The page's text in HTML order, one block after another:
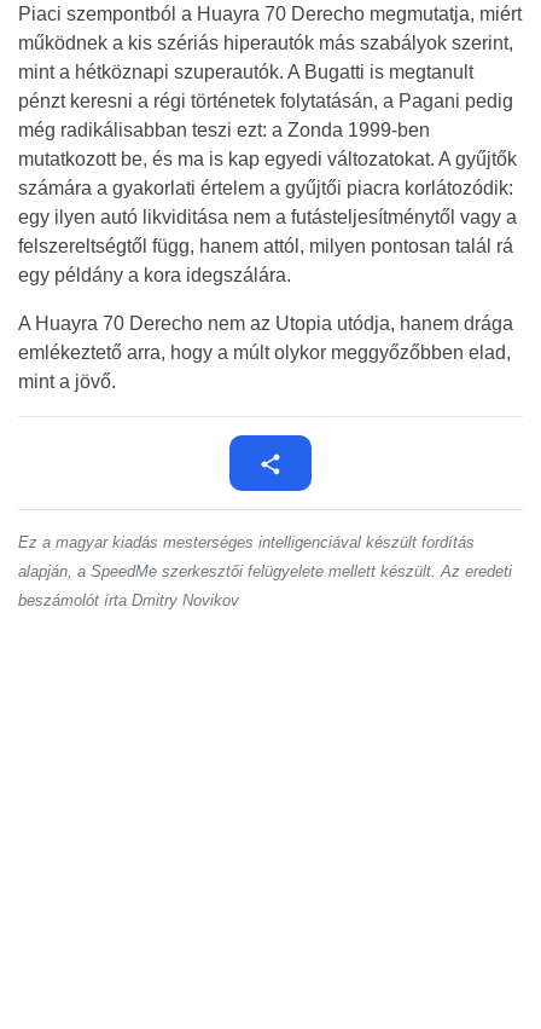
Piaci szempontból a Huayra 70 Derecho megmutatja, miért
működnek a kis szériás hiperautók más szabályok szerint,
mint a hétköznapi szuperautók. A Bugatti is megtanult
pénzt keresni a régi történetek folytatásán, a Pagani pedig
még radikálisabban teszi ezt: a Zonda 1999-ben
mutatkozott be, és ma is kap egyedi változatokat. A gyűjtők
számára a gyakorlati értelem a gyűjtői piacra korlátozódik:
egy ilyen autó likviditása nem a futásteljesítménytől vagy a
felszereltségtől függ, hanem attól, milyen pontosan talál rá
egy példány a kora idegszálára.
A Huayra 70 Derecho nem az Utopia utódja, hanem drága
emlékeztető arra, hogy a múlt olykor meggyőzőbben elad,
mint a jövő.
Ez a magyar kiadás mesterséges intelligenciával készült fordítás
alapján, a SpeedMe szerkesztői felügyelete mellett készült. Az eredeti
beszámolót írta Dmitry Novikov